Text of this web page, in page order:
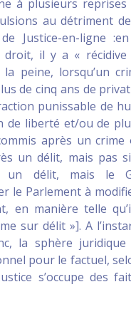
à plusieurs reprises
au détriment
Justice-en-ligne
droit, il y a « récidive
peine, lorsqu’un
de cinq ans de
punissable de
de liberté et/ou de
après un crime
un délit, mais pas
un délit, mais le
le Parlement à
en manière telle
sur délit »]. A
la sphère
pour le factuel,
s’occupe des